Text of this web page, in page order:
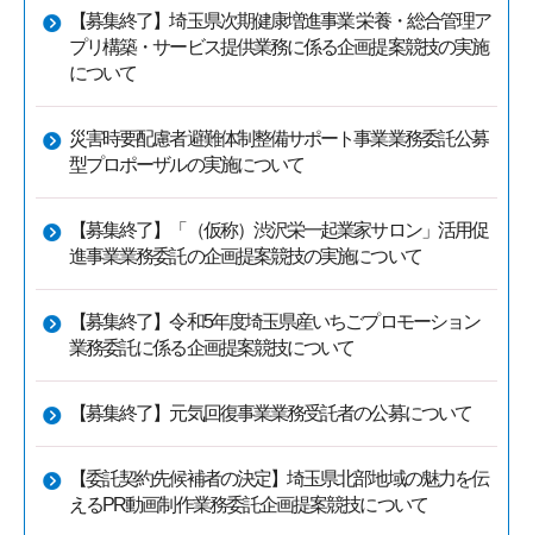
【募集終了】埼玉県次期健康増進事業 栄養・総合管理ア
プリ構築・サービス提供業務に係る企画提案競技の実施
について
災害時要配慮者避難体制整備サポート事業業務委託公募
型プロポーザルの実施について
【募集終了】「（仮称）渋沢栄一起業家サロン」活用促
進事業業務委託の企画提案競技の実施について
【募集終了】令和5年度埼玉県産いちごプロモーション
業務委託に係る企画提案競技について
【募集終了】元気回復事業業務受託者の公募について
【委託契約先候補者の決定】埼玉県北部地域の魅力を伝
えるPR動画制作業務委託企画提案競技について